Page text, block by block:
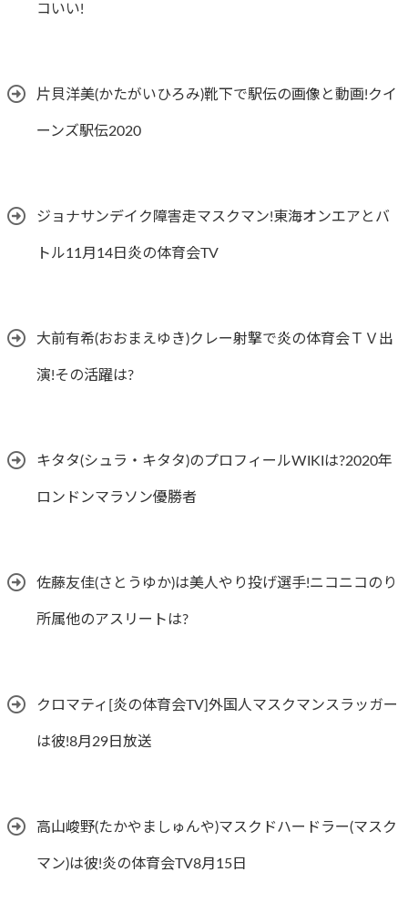
コいい!
片貝洋美(かたがいひろみ)靴下で駅伝の画像と動画!クイ
ーンズ駅伝2020
ジョナサンデイク障害走マスクマン!東海オンエアとバ
トル11月14日炎の体育会TV
大前有希(おおまえゆき)クレー射撃で炎の体育会ＴＶ出
演!その活躍は?
キタタ(シュラ・キタタ)のプロフィールWIKIは?2020年
ロンドンマラソン優勝者
佐藤友佳(さとうゆか)は美人やり投げ選手!ニコニコのり
所属他のアスリートは?
クロマティ[炎の体育会TV]外国人マスクマンスラッガー
は彼!8月29日放送
高山峻野(たかやましゅんや)マスクドハードラー(マスク
マン)は彼!炎の体育会TV8月15日